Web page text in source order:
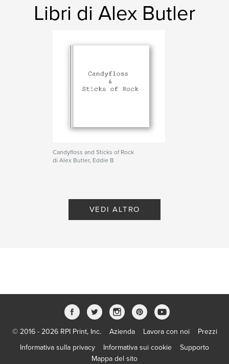
Libri di Alex Butler
Candyfloss and Sticks of Rock
di Alex Butler, Eddie B
VEDI ALTRO
© 2016 - 2026 RPI Print, Inc. Azienda Lavora con noi
Prezzi
Informativa sulla privacy
Informativa sui cookie
Supporto
Mappa del sito